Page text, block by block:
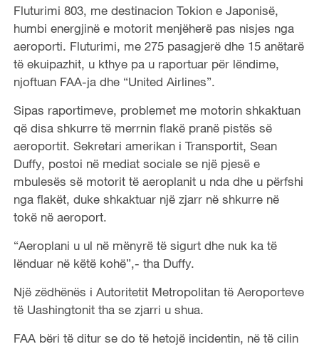
Fluturimi 803, me destinacion Tokion e Japonisë,
humbi energjinë e motorit menjëherë pas nisjes nga
aeroporti. Fluturimi, me 275 pasagjerë dhe 15 anëtarë
të ekuipazhit, u kthye pa u raportuar për lëndime,
njoftuan FAA-ja dhe “United Airlines”.
Sipas raportimeve, problemet me motorin shkaktuan
që disa shkurre të merrnin flakë pranë pistës së
aeroportit. Sekretari amerikan i Transportit, Sean
Duffy, postoi në mediat sociale se një pjesë e
mbulesës së motorit të aeroplanit u nda dhe u përfshi
nga flakët, duke shkaktuar një zjarr në shkurre në
tokë në aeroport.
“Aeroplani u ul në mënyrë të sigurt dhe nuk ka të
lënduar në këtë kohë”,- tha Duffy.
Një zëdhënës i Autoritetit Metropolitan të Aeroporteve
të Uashingtonit tha se zjarri u shua.
FAA bëri të ditur se do të hetojë incidentin, në të cilin